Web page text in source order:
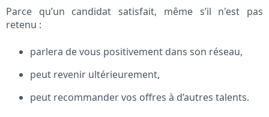
Parce qu’un candidat satisfait, même s’il n'est pas
retenu :
parlera de vous positivement dans son réseau,
peut revenir ultérieurement,
peut recommander vos offres à d’autres talents.